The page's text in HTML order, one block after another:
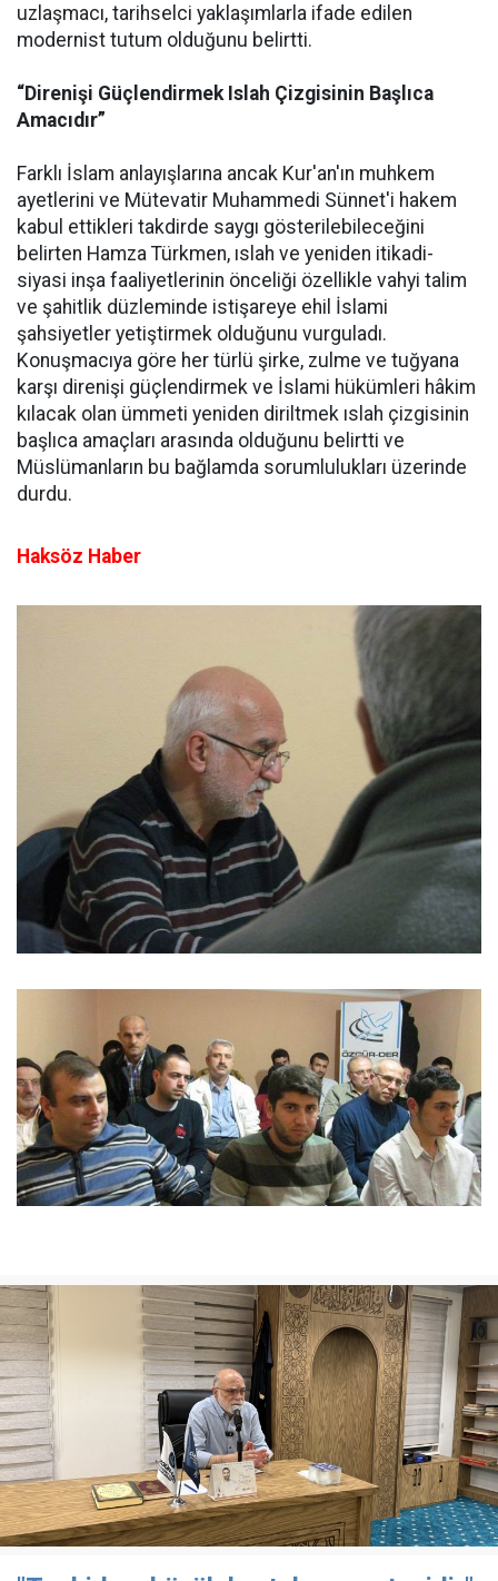
uzlaşmacı, tarihselci yaklaşımlarla ifade edilen
modernist tutum olduğunu belirtti.
“Direnişi Güçlendirmek Islah Çizgisinin Başlıca
Amacıdır”
Farklı İslam anlayışlarına ancak Kur'an'ın muhkem
ayetlerini ve Mütevatir Muhammedi Sünnet'i hakem
kabul ettikleri takdirde saygı gösterilebileceğini
belirten Hamza Türkmen, ıslah ve yeniden itikadi-
siyasi inşa faaliyetlerinin önceliği özellikle vahyi talim
ve şahitlik düzleminde istişareye ehil İslami
şahsiyetler yetiştirmek olduğunu vurguladı.
Konuşmacıya göre her türlü şirke, zulme ve tuğyana
karşı direnişi güçlendirmek ve İslami hükümleri hâkim
kılacak olan ümmeti yeniden diriltmek ıslah çizgisinin
başlıca amaçları arasında olduğunu belirtti ve
Müslümanların bu bağlamda sorumlulukları üzerinde
durdu.
Haksöz Haber